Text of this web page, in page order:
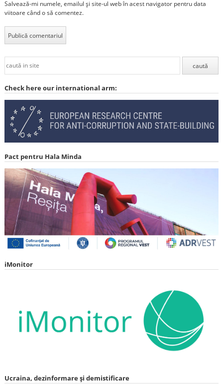
Salvează-mi numele, emailul și site-ul web în acest navigator pentru data
viitoare când o să comentez.
Check here our international arm:
Pact pentru Hala Minda
iMonitor
Ucraina, dezinformare și demistificare